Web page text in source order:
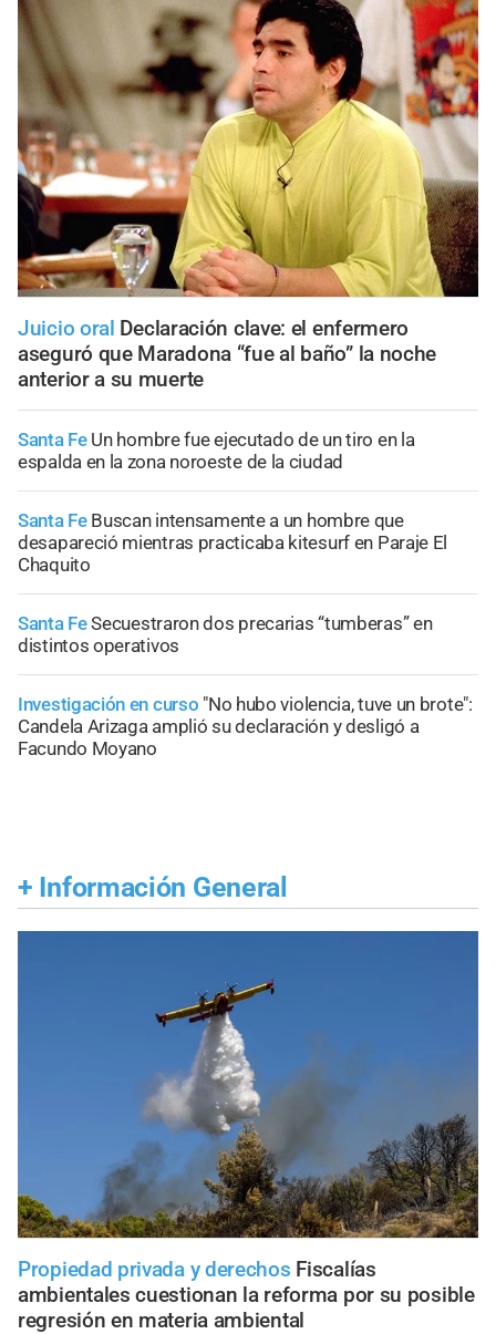
Juicio oral Declaración clave: el enfermero
aseguró que Maradona “fue al baño” la noche
anterior a su muerte
Santa Fe Un hombre fue ejecutado de un tiro en la
espalda en la zona noroeste de la ciudad
Santa Fe Buscan intensamente a un hombre que
desapareció mientras practicaba kitesurf en Paraje El
Chaquito
Santa FeSecuestraron dos precarias “tumberas” en
distintos operativos
Investigación en curso "No hubo violencia, tuve un brote":
Candela Arizaga amplió su declaración y desligó a
Facundo Moyano
+ Información General
Propiedad privada y derechos Fiscalías
ambientales cuestionan la reforma por su posible
regresión en materia ambiental